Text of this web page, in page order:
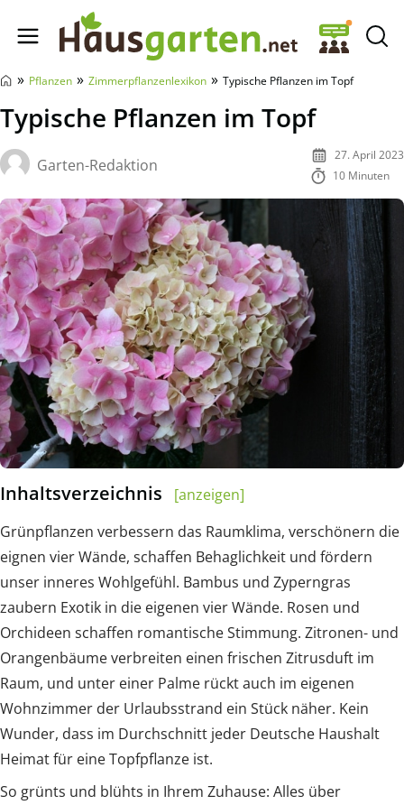
Hausgarten.net
» Pflanzen » Zimmerpflanzenlexikon » Typische Pflanzen im Topf
Typische Pflanzen im Topf
Garten-Redaktion
27. April 2023
10 Minuten
Inhaltsverzeichnis
[anzeigen]
Grünpflanzen verbessern das Raumklima, verschönern die
eignen vier Wände, schaffen Behaglichkeit und fördern
unser inneres Wohlgefühl. Bambus und Zyperngras
zaubern Exotik in die eigenen vier Wände. Rosen und
Orchideen schaffen romantische Stimmung. Zitronen- und
Orangenbäume verbreiten einen frischen Zitrusduft im
Raum, und unter einer Palme rückt auch im eigenen
Wohnzimmer der Urlaubsstrand ein Stück näher. Kein
Wunder, dass im Durchschnitt jeder Deutsche Haushalt
Heimat für eine Topfpflanze ist.
So grünts und blühts in Ihrem Zuhause: Alles über